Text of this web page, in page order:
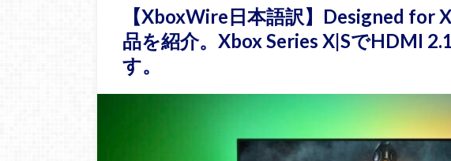
【XboxWire日本語訳】Designed for
品を紹介。Xbox Series X|SでHDMI
す。